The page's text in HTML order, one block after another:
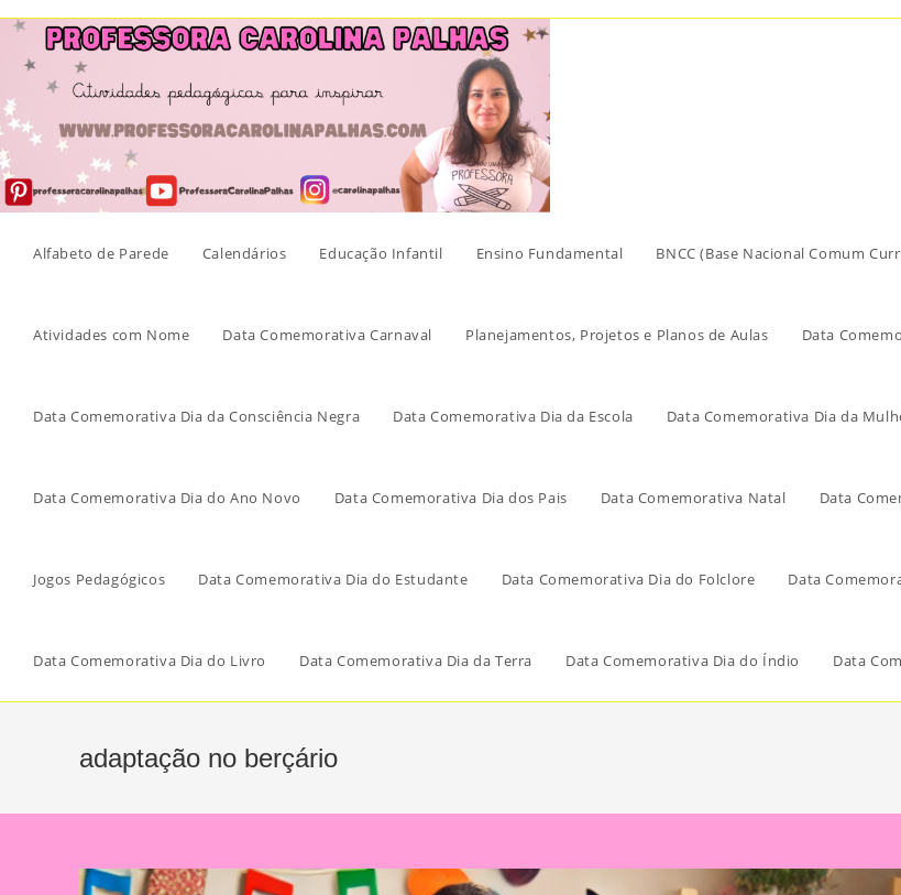
Skip
content
Alfabeto de Parede Calendários Educação Infantil Ensino Fundamental BNCC (Base Nacional Comum
Atividades com Nome Data Comemorativa Carnaval Planejamentos, Projetos e Planos de Aulas Data
Data Comemorativa Dia da Consciência Negra Data Comemorativa Dia da Escola Data Comemorativa Dia da
Data Comemorativa Dia do Ano Novo Data Comemorativa Dia dos Pais Data Comemorativa Natal Data
Jogos Pedagógicos Data Comemorativa Dia do Estudante Data Comemorativa Dia do Folclore Data
Data Comemorativa Dia do Livro Data Comemorativa Dia da Terra Data Comemorativa Dia do Índio Data
adaptação no berçário